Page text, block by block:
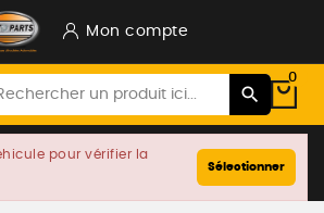
Mon compte
0
pour vérifier la
Sélectionner